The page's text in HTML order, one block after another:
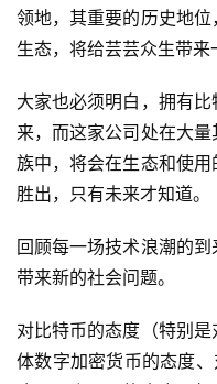
领地，其重要的历史地
生态，将给芸芸众生带来
大家也必须明白，拥有
来，而这家公司处在大
族中，将会在生态和使
胜出，只有未来才知道。
回顾每一场技术浪潮的
带来新的社会问题。
对比特币的态度（特别
体数字加密货币的态度、